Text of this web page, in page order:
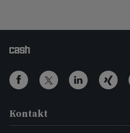
Kontakt